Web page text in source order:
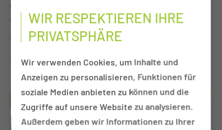
werden gestellt, um die Gesundheitsversorgung
von morgen nachhaltig zu gestalten? Warum sind
zügige Veränderungen unausweichlich?
Im Fokus stehen vier zentrale Themenfelder:
NEUE GESETZGEBUNG – REFORMEN VERSTEHEN
UND GESTALTEN
WIR RESPEKTIEREN IHRE
PRIVATSPHÄRE
Wir verwenden Cookies, um Inhalte und
Anzeigen zu personalisieren, Funktionen für
soziale Medien anbieten zu können und die
Zugriffe auf unsere Website zu analysieren.
Außerdem geben wir Informationen zu Ihrer